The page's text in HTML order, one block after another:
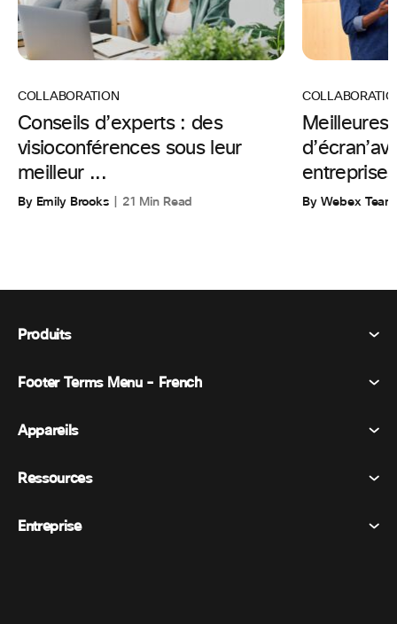
COLLABORATION
Conseils d’experts : des
visioconférences sous leur
meilleur ...
By Emily Brooks 21 Min Read
Meilleures
entreprises
By Webex Team
Produits
Webex Suite
Messagerie
Événements
Footer Terms Menu - French
Conditions générales
Marques déposées
Appareils
Appareils de la salle
Ressources
Tarifs
Entreprise